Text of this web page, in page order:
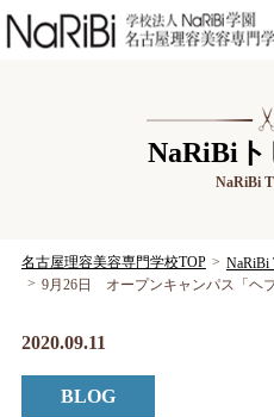
オープンキャンパス
NaRiBiのミリョク
キャンパスライフ
NaRiBi
NaRiBi
名古屋理容美容専門学校TOP
NaRiBi
9月26日 オープンキャンパス「ヘ
2020.09.11
BLOG